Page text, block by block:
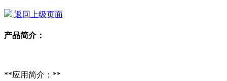
返回上级页面
产品简介：
**应用简介：**